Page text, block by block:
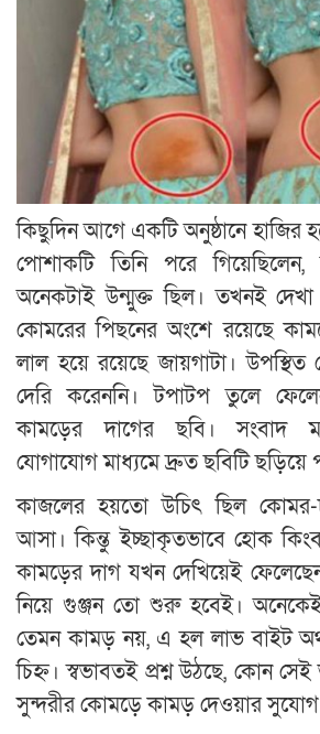
কিছুদিন আগে একটি অনুষ্ঠানে হাজির
পোশাকটি তিনি পরে
অনেকটাই উন্মুক্ত ছিল। তখনই দেখা
কোমরের পিছনের অংশে রয়েছে
লাল হয়ে রয়েছে জায়গাটা।
দেরি করেননি। টপাটপ তুলে
কামড়ের দাগের ছবি। সংবাদ
যোগাযোগ মাধ্যমে দ্রুত ছবিটি ছড়িয়ে
কাজলের হয়তো উচিৎ ছিল
আসা। কিন্তু ইচ্ছাকৃতভাবে হোক
কামড়ের দাগ যখন দেখিয়েই
নিয়ে গুঞ্জন তো শুরু হবেই।
তেমন কামড় নয়, এ হল লাভ বাইট
চিহ্ন। স্বভাবতই প্রশ্ন উঠছে, কোন
সুন্দরীর কোমড়ে কামড় দেওয়ার